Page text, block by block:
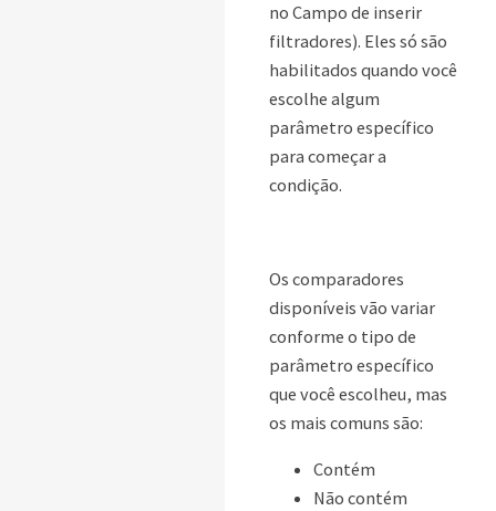
no Campo de inserir
filtradores). Eles só são
habilitados quando você
escolhe algum
parâmetro específico
para começar a
condição.
Os comparadores
disponíveis vão variar
conforme o tipo de
parâmetro específico
que você escolheu, mas
os mais comuns são:
Contém
Não contém